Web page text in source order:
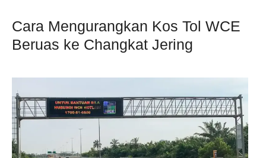
Cara Mengurangkan Kos Tol WCE
Beruas ke Changkat Jering